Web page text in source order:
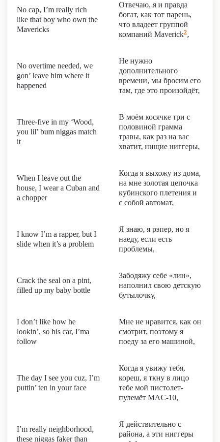
No cap, I’m rеally rich
like that boy who own the
Mavericks
Отвечаю, я и правда
богат, как тот парень,
что владеет группой
компаний Maverick2,
No ovеrtime needed, we
gon’ leave him where it
happened
Не нужно
дополнительного
времени, мы бросим его
там, где это произойдёт,
Three-five in my ‘Wood,
you lil’ bum niggas match
it
В моём косячке три с
половиной грамма
травы, как раз на вас
хватит, нищие ниггеры,
When I leave out the
house, I wear a Cuban and
a chopper
Когда я выхожу из дома,
на мне золотая цепочка
кубинского плетения и
с собой автомат,
I know I’m a rapper, but I
slide when it’s a problem
Я знаю, я рэпер, но я
наеду, если есть
проблемы,
Crack the seal on a pint,
filled up my baby bottle
Забодяжу себе «лин»,
наполнил свою детскую
бутылочку,
I don’t like how he
lookin’, so his car, I’ma
follow
Мне не нравится, как он
смотрит, поэтому я
поеду за его машиной,
The day I see you cuz, I’m
puttin’ ten in your face
Когда я увижу тебя,
кореш, я ткну в лицо
тебе мой пистолет-
пулемёт MAC-10,
I’m really neighborhood,
these niggas faker than
Я действительно с
района, а эти ниггеры